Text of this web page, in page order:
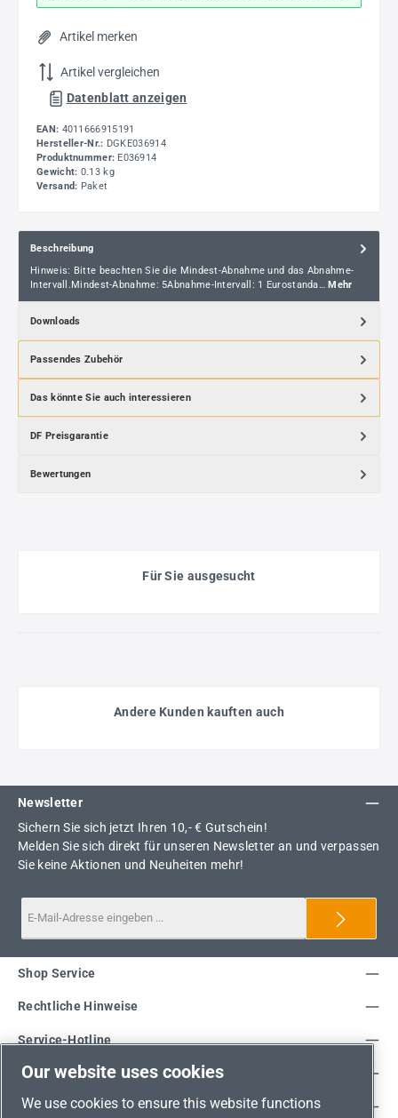
Artikel merken
Artikel vergleichen
Datenblatt anzeigen
EAN: 4011666915191
Hersteller-Nr.: DGKE036914
Produktnummer: E036914
Gewicht: 0.13 kg
Versand: Paket
Beschreibung
Hinweis: Bitte beachten Sie die Mindest-Abnahme und das Abnahme-
Intervall.Mindest-Abnahme: 5Abnahme-Intervall: 1 Eurostanda… Mehr
Downloads
Passendes Zubehör
Das könnte Sie auch interessieren
DF Preisgarantie
Bewertungen
Für Sie ausgesucht
Andere Kunden kauften auch
Newsletter
Sichern Sie sich jetzt Ihren 10,- € Gutschein!
Melden Sie sich direkt für unseren Newsletter an und verpassen
Sie keine Aktionen und Neuheiten mehr!
Service-Hotline
Shop Service
Rechtliche Hinweise
Unsere Vorteile
Versandarten
Our website uses cookies
We use cookies to ensure this website functions